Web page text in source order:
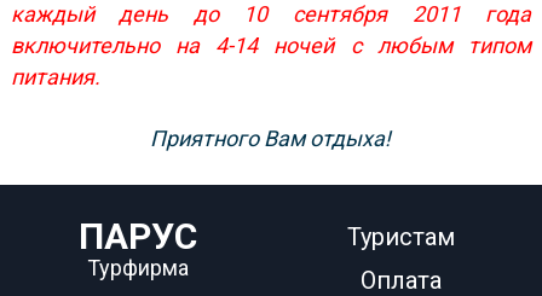
каждый день до 10 сентября 2011 года
включительно на 4-14 ночей с любым типом
питания.
Приятного Вам отдыха!
ПАРУС
Турфирма
Туристам
Оплата